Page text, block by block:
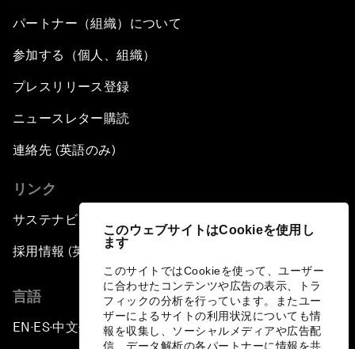
このウェブサイトはCookieを使用し
ます
このサイトではCookieを使って、ユーザー
に合わせたコンテンツや広告の表示、トラ
フィックの分析を行っています。またユー
ザーによるサイトの利用状況についても情
報を収集し、ソーシャルメディアや広告配
信、データ解析の各パートナーに情報を共
パートナー（組織）について
参加する（個人、組織）
プレスリリース登録
ニュースレター購読
連絡先 (英語のみ)
リンク
サステナビリティへの取り組み
採用情報 (英語のみ)
言語
EN ▪ES▪中文▪ 日本語